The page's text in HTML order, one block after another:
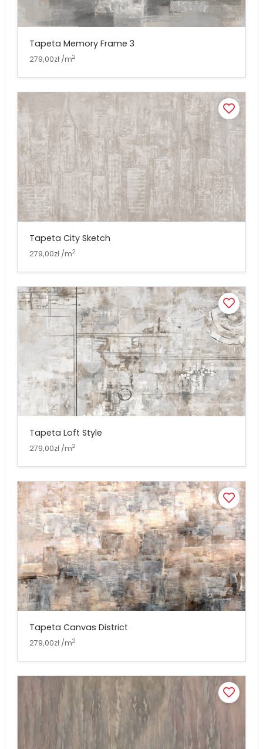
Tapeta Memory Frame 3
279,00zł /m2
Tapeta City Sketch
279,00zł /m2
Tapeta Loft Style
279,00zł /m2
Tapeta Canvas District
279,00zł /m2